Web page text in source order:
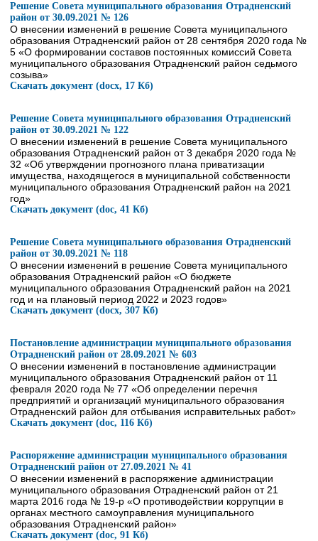
Решение Совета муниципального образования Отрадненский
район от 30.09.2021 № 126
О внесении изменений в решение Совета муниципального
образования Отрадненский район от 28 сентября 2020 года №
5 «О формировании составов постоянных комиссий Совета
муниципального образования Отрадненский район седьмого
созыва»
Скачать документ (docx, 17 Кб)
Решение Совета муниципального образования Отрадненский
район от 30.09.2021 № 122
О внесении изменений в решение Совета муниципального
образования Отрадненский район от 3 декабря 2020 года №
32 «Об утверждении прогнозного плана приватизации
имущества, находящегося в муниципальной собственности
муниципального образования Отрадненский район на 2021
год»
Скачать документ (doc, 41 Кб)
Решение Совета муниципального образования Отрадненский
район от 30.09.2021 № 118
О внесении изменений в решение Совета муниципального
образования Отрадненский район «О бюджете
муниципального образования Отрадненский район на 2021
год и на плановый период 2022 и 2023 годов»
Скачать документ (docx, 307 Кб)
Постановление администрации муниципального образования
Отрадненский район от 28.09.2021 № 603
О внесении изменений в постановление администрации
муниципального образования Отрадненский район от 11
февраля 2020 года № 77 «Об определении перечня
предприятий и организаций муниципального образования
Отрадненский район для отбывания исправительных работ»
Скачать документ (doc, 116 Кб)
Распоряжение администрации муниципального образования
Отрадненский район от 27.09.2021 № 41
О внесении изменений в распоряжение администрации
муниципального образования Отрадненский район от 21
марта 2016 года № 19-р «О противодействии коррупции в
органах местного самоуправления муниципального
образования Отрадненский район»
Скачать документ (doc, 91 Кб)